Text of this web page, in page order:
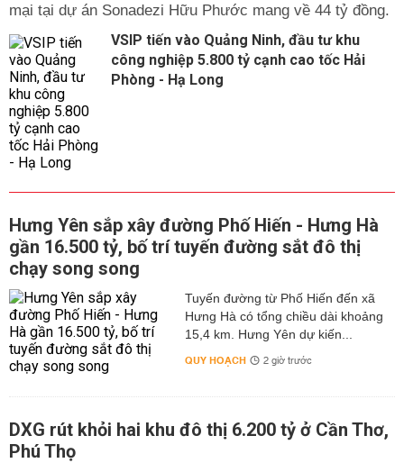
mại tại dự án Sonadezi Hữu Phước mang về 44 tỷ đồng.
VSIP tiến vào Quảng Ninh, đầu tư khu
công nghiệp 5.800 tỷ cạnh cao tốc Hải
Phòng - Hạ Long
Hưng Yên sắp xây đường Phố Hiến - Hưng Hà
gần 16.500 tỷ, bố trí tuyến đường sắt đô thị
chạy song song
Tuyến đường từ Phố Hiến đến xã
Hưng Hà có tổng chiều dài khoảng
15,4 km. Hưng Yên dự kiến...
QUY HOẠCH 2 giờ trước
DXG rút khỏi hai khu đô thị 6.200 tỷ ở Cần Thơ,
Phú Thọ